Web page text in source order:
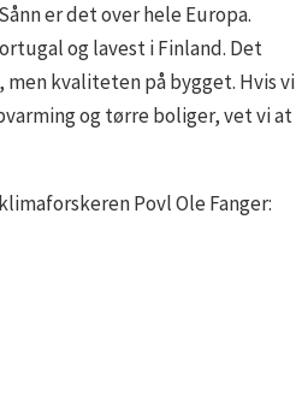
er det over hele Europa.
og lavest i Finland. Det
kvaliteten på bygget. Hvis vi
og tørre boliger, vet vi at
Povl Ole Fanger: